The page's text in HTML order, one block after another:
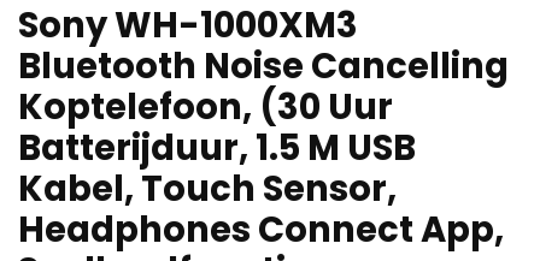
Sony WH-1000XM3
Bluetooth Noise Cancelling
Koptelefoon, (30 Uur
Batterijduur, 1.5 M USB
Kabel, Touch Sensor,
Headphones Connect App,